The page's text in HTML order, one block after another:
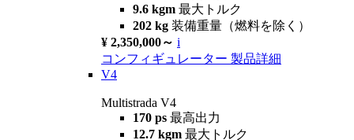
9.6 kgm 最大トルク
202 kg 装備重量（燃料を除く）
¥ 2,350,000～ i
コンフィギュレーター 製品詳細
V4
Multistrada V4
170 ps 最高出力
12.7 kgm 最大トルク